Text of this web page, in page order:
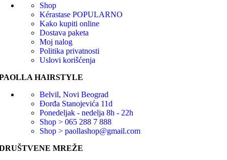
Shop
Kérastase POPULARNO
Kako kupiti online
Dostava paketa
Moj nalog
Politika privatnosti
Uslovi korišćenja
HAIRSTYLE
Belvil, Novi Beograd
Đorđa Stanojevića 11d
Ponedeljak - nedelja 8h - 22h
Shop > 065 288 7 888
Shop > paollashop@gmail.com
MREŽE